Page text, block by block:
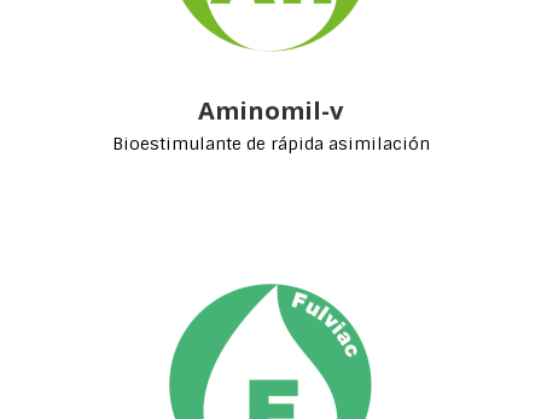
Aminomil-v
Bioestimulante de rápida asimilación